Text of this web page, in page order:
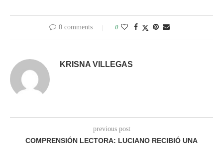
0 comments 0
KRISNA VILLEGAS
previous post
COMPRENSIÓN LECTORA: LUCIANO RECIBIÓ UNA